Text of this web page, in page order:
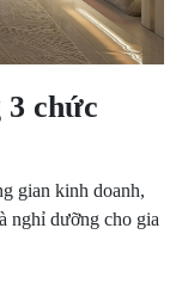
3 chức
gian kinh doanh,
nghỉ dưỡng cho gia